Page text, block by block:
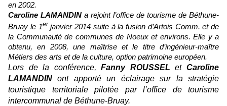
en 2002.
Caroline LAMANDIN a rejoint l’office de tourisme de Béthune-
Bruay le 1er janvier 2014 suite à la fusion d’Artois Comm. et de
la Communauté de communes de Noeux et environs. Elle y a
obtenu, en 2008, une maîtrise et le titre d’ingénieur-maître
Métiers des arts et de la culture, option patrimoine européen.
Lors de la conférence,Fanny ROUSSEL etCaroline
LAMANDINont apporté un éclairage sur la stratégie
touristique territoriale pilotée par l’office de tourisme
intercommunal de Béthune-Bruay.